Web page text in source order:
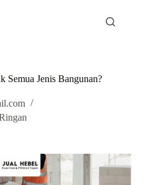
Semua Jenis Bangunan?